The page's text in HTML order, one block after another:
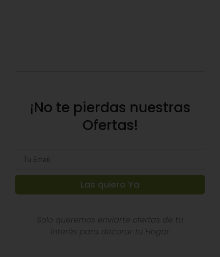
¡No te pierdas nuestras
Ofertas!
Las quiero Ya
Solo queremos enviarte ofertas de tu
interés para decorar tu Hogar